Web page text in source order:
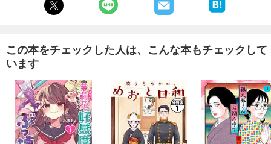
週刊東洋経済 2026/1/31・2/7合併号
週刊東洋経済 2026/1/24号
880円 (税込)
カート
この本をチェックした人は、こんな本もチェックして
います